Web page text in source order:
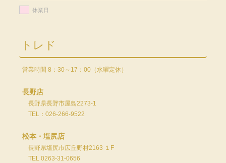
休業日
トレド
営業時間 8：30～17：00（水曜定休）
長野店
長野県長野市屋島2273-1
TEL：026-266-9522
松本・塩尻店
長野県塩尻市広丘野村2163 １F
TEL 0263-31-0656